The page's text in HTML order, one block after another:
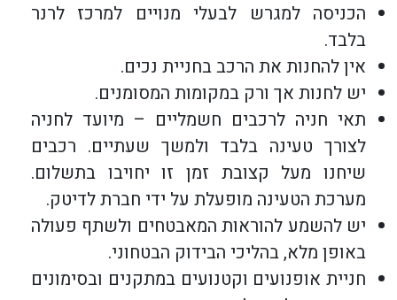
הכניסה למגרש לבעלי מנויים למרכז לרנר
בלבד.
אין להחנות את הרכב בחניית נכים.
יש לחנות אך ורק במקומות המסומנים.
תאי חניה לרכבים חשמליים – מיועד לחניה
לצורך טעינה בלבד ולמשך שעתיים. רכבים
שיחנו מעל קצובת זמן זו יחויבו בתשלום.
מערכת הטעינה מופעלת על ידי חברת לדיטק.
יש להשמע להוראות המאבטחים ולשתף פעולה
באופן מלא, בהליכי הבידוק הבטחוני.
חניית אופנועים וקטנועים במתקנים ובסימונים